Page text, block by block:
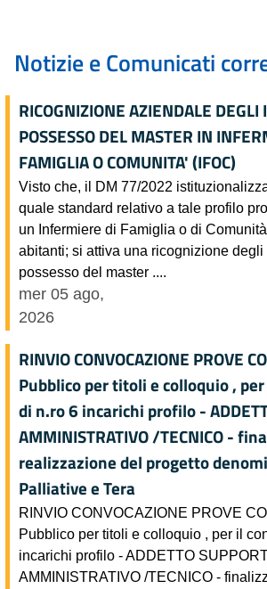
Notizie e Comunicati
RICOGNIZIONE AZIENDALE
POSSESSO DEL MASTER IN
FAMIGLIA O COMUNITA' (IFOC)
Visto che, il DM 77/2022
quale standard relativo a tale profilo
un Infermiere di Famiglia o di
abitanti; si attiva una ricognizione degli
possesso del master ....
mer 05 ago,
2026
RINVIO CONVOCAZIONE PROVE
Pubblico per titoli e colloquio ,
di n.ro 6 incarichi profilo -
AMMINISTRATIVO /TECNICO -
realizzazione del progetto
Palliative e Tera
RINVIO CONVOCAZIONE PROVE
Pubblico per titoli e colloquio , per il
incarichi profilo - ADDETTO
AMMINISTRATIVO /TECNICO -